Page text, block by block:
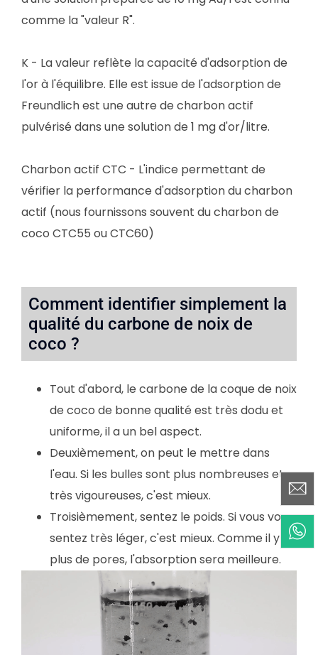
comme la "valeur R".
K - La valeur reflète la capacité d'adsorption de
l'or à l'équilibre. Elle est issue de l'adsorption de
Freundlich est une autre de charbon actif
pulvérisé dans une solution de 1 mg d'or/litre.
Charbon actif CTC - L'indice permettant de
vérifier la performance d'adsorption du charbon
actif (nous fournissons souvent du charbon de
coco CTC55 ou CTC60)
Comment identifier simplement la
qualité du carbone de noix de
coco ?
Tout d'abord, le carbone de la coque de noix
de coco de bonne qualité est très dodu et
uniforme, il a un bel aspect.
Deuxièmement, on peut le mettre dans
l'eau. Si les bulles sont plus nombreuses et
très vigoureuses, c'est mieux.
Troisièmement, sentez le poids. Si vous vous
sentez très léger, c'est mieux. Comme il y a
plus de pores, l'absorption sera meilleure.